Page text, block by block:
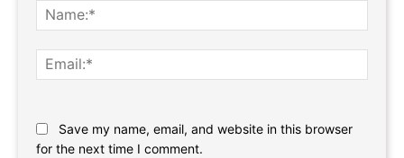
Save my name, email, and website in this browser
for the next time I comment.